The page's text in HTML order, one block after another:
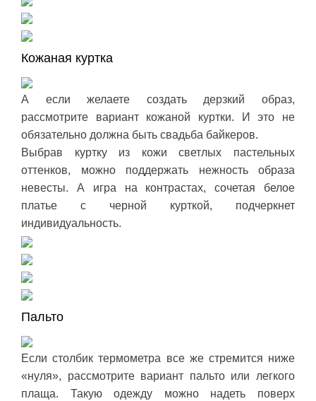
Кожаная куртка
А если желаете создать дерзкий образ,
рассмотрите вариант кожаной куртки. И это не
обязательно должна быть свадьба байкеров.
Выбрав куртку из кожи светлых пастельных
оттенков, можно поддержать нежность образа
невесты. А игра на контрастах, сочетая белое
платье с черной курткой, подчеркнет
индивидуальность.
Пальто
Если столбик термометра все же стремится ниже
«нуля», рассмотрите вариант пальто или легкого
плаща. Такую одежду можно надеть поверх